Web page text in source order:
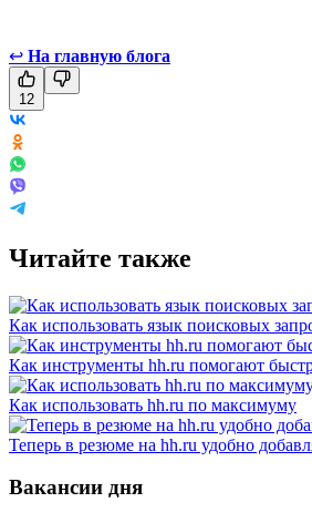
↩ На главную блога
12
Читайте также
Как использовать язык поисковых
Как инструменты hh.ru помогают
Как использовать hh.ru по максимуму
Теперь в резюме на hh.ru удобно
Вакансии дня